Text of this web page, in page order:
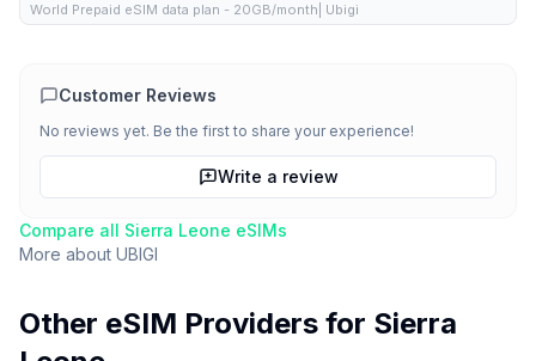
World Prepaid eSIM data plan - 20GB/month| Ubigi
Customer Reviews
No reviews yet. Be the first to share your experience!
Write a review
Compare all Sierra Leone eSIMs
More about UBIGI
Other eSIM Providers for Sierra